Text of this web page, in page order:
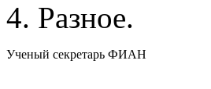
Разное.
Ученый секретарь ФИАН